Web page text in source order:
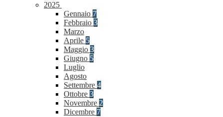
2025
Gennaio 7
Febbraio 3
Marzo
Aprile 5
Maggio 3
Giugno 5
Luglio
Agosto
Settembre 4
Ottobre 3
Novembre 2
Dicembre 7